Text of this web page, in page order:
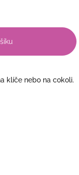
klíče nebo na cokoli.